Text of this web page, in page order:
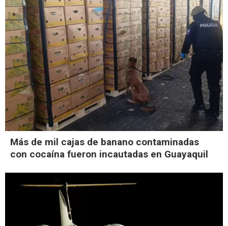
Más de mil cajas de banano contaminadas
con cocaína fueron incautadas en Guayaquil